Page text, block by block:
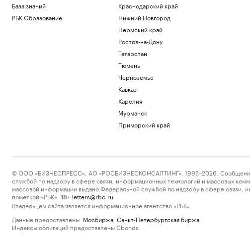
База знаний
РБК Образование
Краснодарский край
Нижний Новгород
Пермский край
Ростов-на-Дону
Татарстан
Тюмень
Черноземье
Кавказ
Карелия
Мурманск
Приморский край
© ООО «БИЗНЕСПРЕСС», АО «РОСБИЗНЕСКОНСАЛТИНГ», 1995–2026. Сообщения и
службой по надзору в сфере связи, информационных технологий и массовых
массовой информации выдано Федеральной службой по надзору в сфере
пометкой «РБК».
18+ letters@rbc.ru
Владельцем сайта является информационное агентство «РБК».
Данные предоставлены: Мосбиржа Санкт-Петербургская биржа
Индексы облигаций предоставлены Cbonds.